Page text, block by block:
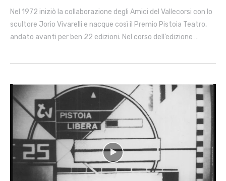
Nel 1972 iniziò la collaborazione degli Amici del Vallecorsi con lo
scultore Jorio Vivarelli e nacque così il Premio Pistoia Teatro,
andato avanti per ben 22 edizioni. Nel corso dell’edizione …